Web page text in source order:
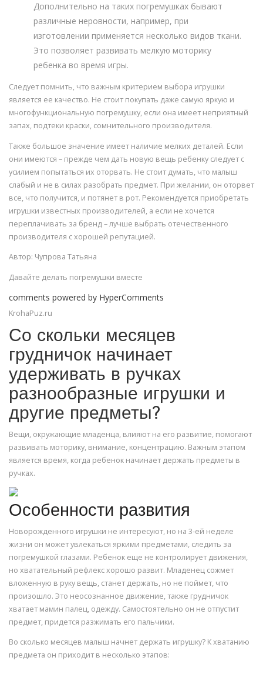
Дополнительно на таких погремушках бывают
различные неровности, например, при
изготовлении применяется несколько видов ткани.
Это позволяет развивать мелкую моторику
ребенка во время игры.
Следует помнить, что важным критерием выбора игрушки
является ее качество. Не стоит покупать даже самую яркую и
многофункциональную погремушку, если она имеет неприятный
запах, подтеки краски, сомнительного производителя.
Также большое значение имеет наличие мелких деталей. Если
они имеются – прежде чем дать новую вещь ребенку следует с
усилием попытаться их оторвать. Не стоит думать, что малыш
слабый и не в силах разобрать предмет. При желании, он оторвет
все, что получится, и потянет в рот. Рекомендуется приобретать
игрушки известных производителей, а если не хочется
переплачивать за бренд – лучше выбрать отечественного
производителя с хорошей репутацией.
Автор: Чупрова Татьяна
Давайте делать погремушки вместе
comments powered by HyperComments
KrohaPuz.ru
Со скольки месяцев
грудничок начинает
удерживать в ручках
разнообразные игрушки и
другие предметы?
Вещи, окружающие младенца, влияют на его развитие, помогают
развивать моторику, внимание, концентрацию. Важным этапом
является время, когда ребенок начинает держать предметы в
ручках.
Особенности развития
Новорожденного игрушки не интересуют, но на 3-ей неделе
жизни он может увлекаться яркими предметами, следить за
погремушкой глазами. Ребенок еще не контролирует движения,
но хватательный рефлекс хорошо развит. Младенец сожмет
вложенную в руку вещь, станет держать, но не поймет, что
произошло. Это неосознанное движение, также грудничок
хватает мамин палец, одежду. Самостоятельно он не отпустит
предмет, придется разжимать его пальчики.
Во сколько месяцев малыш начнет держать игрушку? К хватанию
предмета он приходит в несколько этапов: